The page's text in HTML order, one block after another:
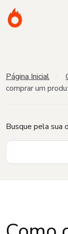
Página Inicial
comprar um
Busque pela sua